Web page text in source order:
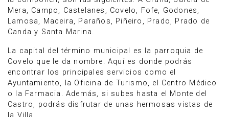
Mera, Campo, Castelanes, Covelo, Fofe, Godones,
Lamosa, Maceira, Paraños, Piñeiro, Prado, Prado de
Canda y Santa Marina.
La capital del término municipal es la parroquia de
Covelo que le da nombre. Aquí es donde podrás
encontrar los principales servicios como el
Ayuntamiento, la Oficina de Turismo, el Centro Médico
o la Farmacia. Además, si subes hasta el Monte del
Castro, podrás disfrutar de unas hermosas vistas de